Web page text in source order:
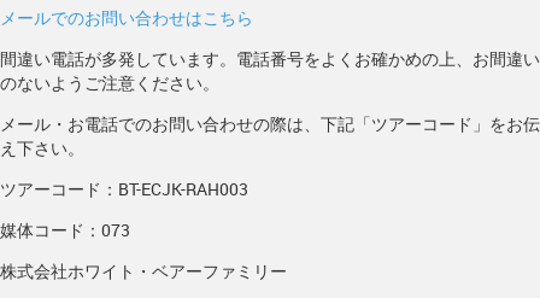
メールでのお問い合わせはこちら
間違い電話が多発しています。電話番号をよくお確かめの上、お間違い
のないようご注意ください。
メール・お電話でのお問い合わせの際は、下記「ツアーコード」をお伝
え下さい。
ツアーコード：BT-ECJK-RAH003
媒体コード：073
株式会社ホワイト・ベアーファミリー